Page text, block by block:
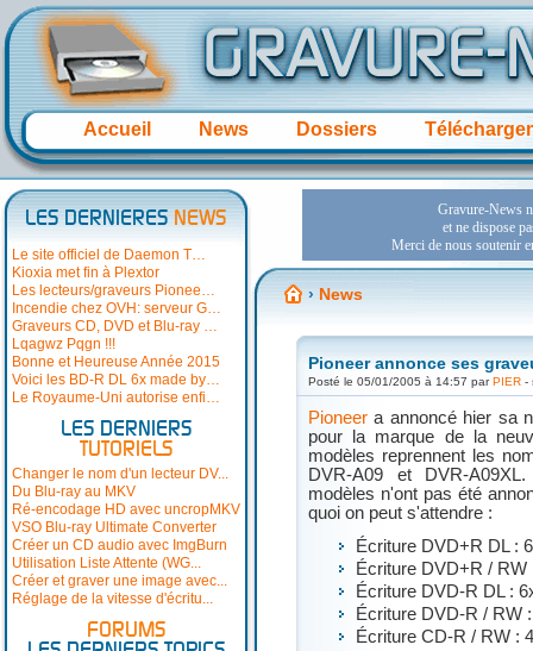
Accueil News Dossiers
LES DERNIERESNEWS
Le site officiel de Daemon T…
Kioxia met fin à Plextor
Les lecteurs/graveurs Pionee…
Incendie chez OVH: serveur G…
Graveurs CD, DVD et Blu-ray …
Lqagwz Pqgn !!!
Bonne et Heureuse Année 2015
Voici les BD-R DL 6x made by…
Le Royaume-Uni autorise enfi…
LES DERNIERS
TUTORIELS
Changer le nom d'un lecteur DV...
Du Blu-ray au MKV
Ré-encodage HD avec uncropMKV
VSO Blu-ray Ultimate Converter
Créer un CD audio avec ImgBurn
Utilisation Liste Attente (WG...
Créer et graver une image avec...
Réglage de la vitesse d'écritu...
FORUMS
› News
Pioneer annonce ses
Posté le 05/01/2005 à 14:57 parPIER -
Pioneer a annoncé hier sa
pour la marque de la
modèles reprennent les
DVR-A09 et DVR-
modèles n'ont pas été
quoi on peut s'attendre :
Écriture DVD+R DL :
Écriture DVD+R / RW
Écriture DVD-R DL :
Écriture DVD-R / RW
Écriture CD-R / RW :